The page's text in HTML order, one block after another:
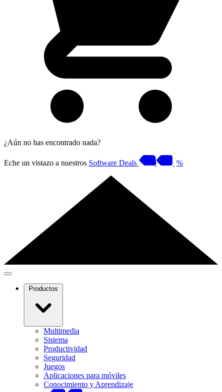
¿Aún no has encontrado nada?
Eche un vistazo a nuestros Software Deals %
Productos
Multimedia
Sistema
Productividad
Seguridad
Juegos
Aplicaciones para móviles
Conocimiento y Aprendizaje